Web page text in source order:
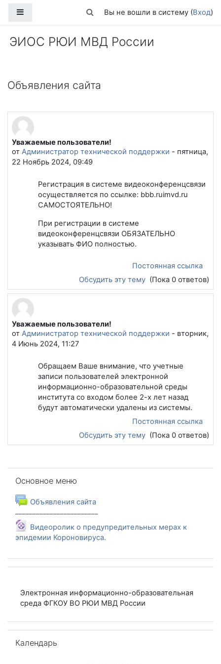
Изменить данные поисковой
Вы не вошли в систему (Вход)
ЭИОС РЮИ МВД России
Объявления сайта
Уважаемые пользователи!
от Администратор технической поддержки - пятница,
22 Ноябрь 2024, 09:49
Регистрация в системе видеоконференцсвязи
осуществляется по ссылке: bbb.ruimvd.ru
САМОСТОЯТЕЛЬНО!
При регистрации в системе
видеоконференцсвязи ОБЯЗАТЕЛЬНО
указывать ФИО полностью.
Постоянная ссылка
Обсудить эту тему (Пока 0 ответов)
Уважаемые пользователи!
от Администратор технической поддержки - вторник,
4 Июнь 2024, 11:27
Обращаем Ваше внимание, что учетные
записи пользователей электронной
информационно-образовательной среды
института со входом более 2-х лет назад
будут автоматически удалены из системы.
Постоянная ссылка
Обсудить эту тему (Пока 0 ответов)
Основное меню
Объявления сайта
Видеоролик о предупредительных мерах к
эпидемии Короновируса.
Электронная информационно-образовательная
среда ФГКОУ ВО РЮИ МВД России
Календарь